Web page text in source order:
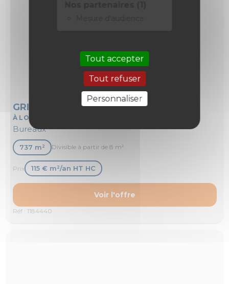
Tout accepter
Tout refuser
Personnaliser
GRIGNY - 91
À LOUER
Bureaux
737 m² Divisible à partir de 8 m²
Prix 115 € m²/an HT HC
Réf : 1184440
Voir l'offre